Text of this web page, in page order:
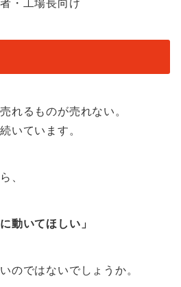
・工場長向け
れるものが売れない。
いています。
、
動いてほしい」
のではないでしょうか。